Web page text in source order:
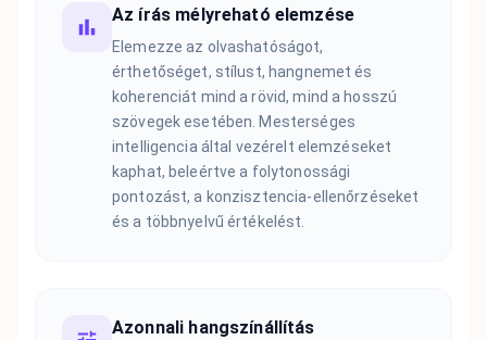
Az írás mélyreható elemzése
Elemezze az olvashatóságot,
érthetőséget, stílust, hangnemet és
koherenciát mind a rövid, mind a hosszú
szövegek esetében. Mesterséges
intelligencia által vezérelt elemzéseket
kaphat, beleértve a folytonossági
pontozást, a konzisztencia-ellenőrzéseket
és a többnyelvű értékelést.
Azonnali hangszínállítás